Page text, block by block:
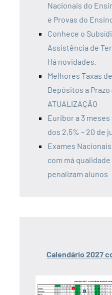
Nacionais do
e Provas do
Conhece o
Assistência de
Há novidades.
Melhores Taxas
Depósitos a Prazo
ATUALIZAÇÃO
Euribor a 3 meses
dos 2,5% – 20 de
Exames
com má
penalizam alunos
Calendário 2027